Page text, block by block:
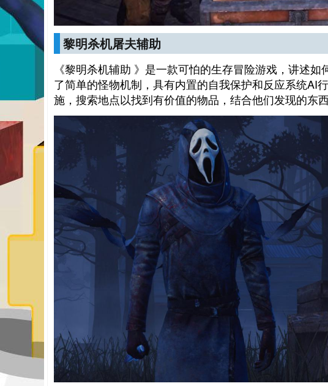
黎明杀机屠夫辅助
《黎明杀机辅助 》是一款可怕的生存冒险游戏，讲述
了简单的怪物机制，具有内置的自我保护和反应系统AI
施，搜索地点以找到有价值的物品，结合他们发现的东